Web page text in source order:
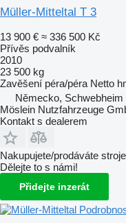
Müller-Mitteltal T 3
13 900 € ≈ 336 500 Kč
Přívěs podvalník
2010
23 500 kg
Zavěšení péra/péra Netto
Německo, Schwebheim
Möslein Nutzfahrzeuge
Kontakt s dealerem
Nakupujete/prodáváte
Dělejte to s námi!
Přidejte inzerát